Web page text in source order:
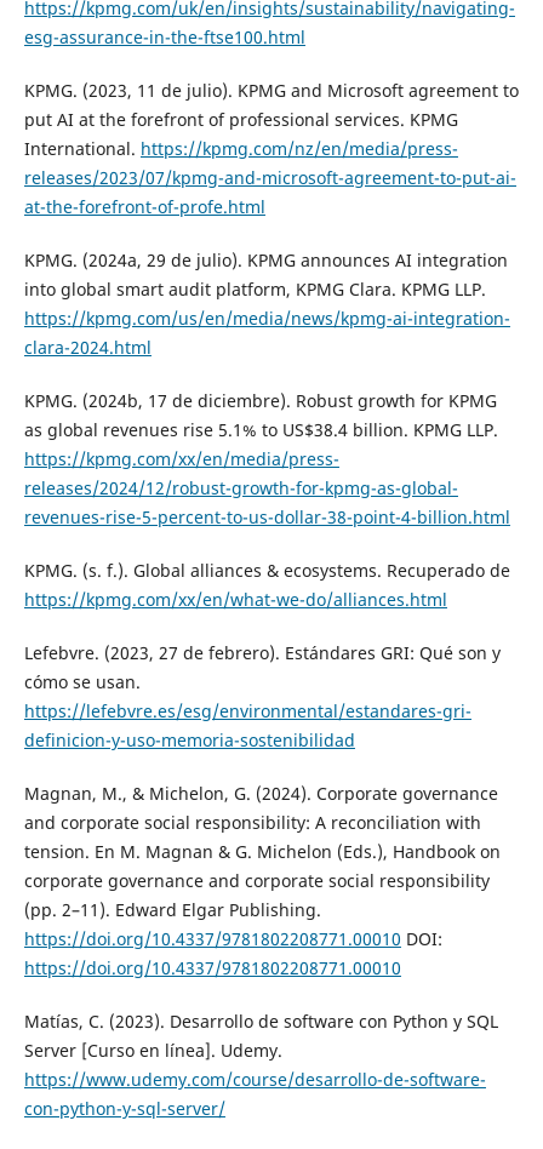
https://kpmg.com/uk/en/insights/sustainability/navigating-
esg-assurance-in-the-ftse100.html
KPMG. (2023, 11 de julio). KPMG and Microsoft agreement to
put AI at the forefront of professional services. KPMG
International. https://kpmg.com/nz/en/media/press-
releases/2023/07/kpmg-and-microsoft-agreement-to-put-ai-
at-the-forefront-of-profe.html
KPMG. (2024a, 29 de julio). KPMG announces AI integration
into global smart audit platform, KPMG Clara. KPMG LLP.
https://kpmg.com/us/en/media/news/kpmg-ai-integration-
clara-2024.html
KPMG. (2024b, 17 de diciembre). Robust growth for KPMG
as global revenues rise 5.1% to US$38.4 billion. KPMG LLP.
https://kpmg.com/xx/en/media/press-
releases/2024/12/robust-growth-for-kpmg-as-global-
revenues-rise-5-percent-to-us-dollar-38-point-4-billion.html
KPMG. (s. f.). Global alliances & ecosystems. Recuperado de
https://kpmg.com/xx/en/what-we-do/alliances.html
Lefebvre. (2023, 27 de febrero). Estándares GRI: Qué son y
cómo se usan.
https://lefebvre.es/esg/environmental/estandares-gri-
definicion-y-uso-memoria-sostenibilidad
Magnan, M., & Michelon, G. (2024). Corporate governance
and corporate social responsibility: A reconciliation with
tension. En M. Magnan & G. Michelon (Eds.), Handbook on
corporate governance and corporate social responsibility
(pp. 2–11). Edward Elgar Publishing.
https://doi.org/10.4337/9781802208771.00010 DOI:
https://doi.org/10.4337/9781802208771.00010
Matías, C. (2023). Desarrollo de software con Python y SQL
Server [Curso en línea]. Udemy.
https://www.udemy.com/course/desarrollo-de-software-
con-python-y-sql-server/